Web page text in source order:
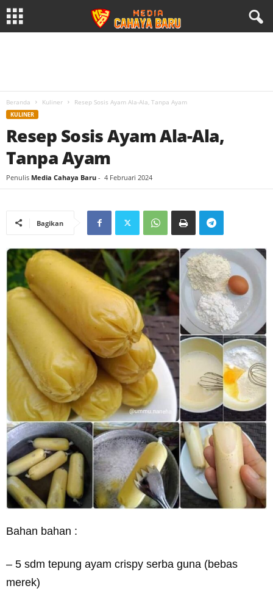
Beranda Kuliner Resep Sosis Ayam Ala-Ala, Tanpa Ayam
KULINER
Resep Sosis Ayam Ala-Ala,
Tanpa Ayam
Penulis Media Cahaya Baru - 4 Februari 2024
Bagikan
Bahan bahan :
– 5 sdm tepung ayam crispy serba guna (bebas
merek)